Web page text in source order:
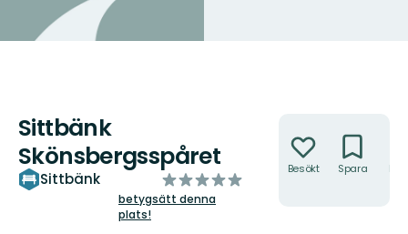
Sittbänk
Skönsbergsspåret
Sittbänk
av
5
betygsätt denna
plats!
Besökt Spara